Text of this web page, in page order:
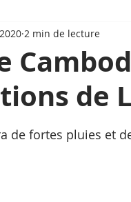
de
2 min de lecture
de fortes pluies et